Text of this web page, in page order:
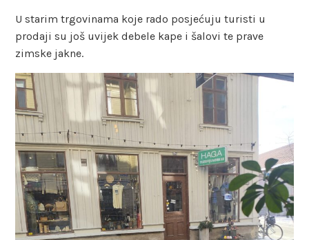
U starim trgovinama koje rado posjećuju turisti u
prodaji su još uvijek debele kape i šalovi te prave
zimske jakne.